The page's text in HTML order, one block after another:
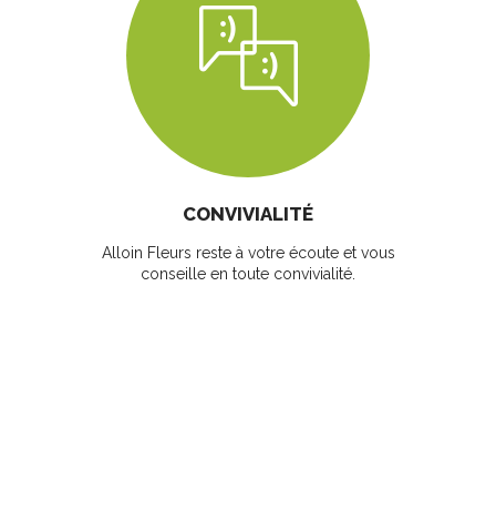
CONVIVIALITÉ
Alloin Fleurs reste à votre écoute et vous
conseille en toute convivialité.